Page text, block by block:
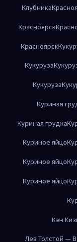
Клубника
Красноярск
Красноярск
Кукуруза
Кукуруза
Куриная
Куриная грудка
Куриное яйцо
Куриное яйцо
Куриное яйцо
Кэн
Лев Толстой —